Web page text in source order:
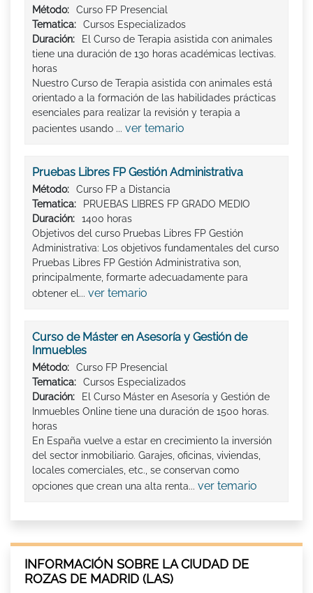
Método:
Curso FP Presencial
Tematica:
Cursos Especializados
Duración:
El Curso de Terapia asistida con animales
tiene una duración de 130 horas académicas lectivas.
horas
Nuestro Curso de Terapia asistida con animales está
orientado a la formación de las habilidades prácticas
esenciales para realizar la revisión y terapia a
pacientes usando ... ver temario
Pruebas Libres FP Gestión Administrativa
Método:
Curso FP a Distancia
Tematica:
PRUEBAS LIBRES FP GRADO MEDIO
Duración:
1400 horas
Objetivos del curso Pruebas Libres FP Gestión
Administrativa: Los objetivos fundamentales del curso
Pruebas Libres FP Gestión Administrativa son,
principalmente, formarte adecuadamente para
obtener el... ver temario
Curso de Máster en Asesoría y Gestión de
Inmuebles
Método:
Curso FP Presencial
Tematica:
Cursos Especializados
Duración:
El Curso Máster en Asesoría y Gestión de
Inmuebles Online tiene una duración de 1500 horas.
horas
En España vuelve a estar en crecimiento la inversión
del sector inmobiliario. Garajes, oficinas, viviendas,
locales comerciales, etc., se conservan como
opciones que crean una alta renta... ver temario
INFORMACIÓN SOBRE LA CIUDAD DE
ROZAS DE MADRID (LAS)